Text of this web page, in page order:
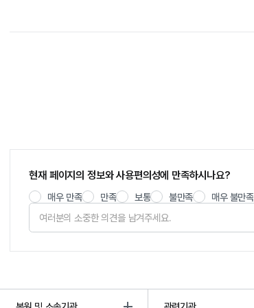
현재 페이지의 정보와 사용편의성에 만족하시나요?
매우 만족 만족 보통 불만족 매우 불만족